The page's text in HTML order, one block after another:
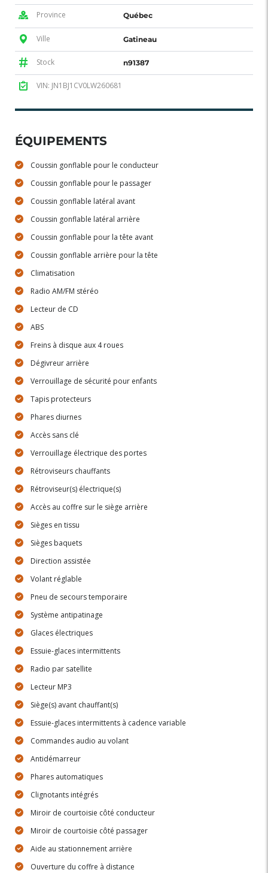
Province Québec
Ville Gatineau
Stock n91387
VIN: JN1BJ1CV0LW260681
ÉQUIPEMENTS
Coussin gonflable pour le conducteur
Coussin gonflable pour le passager
Coussin gonflable latéral avant
Coussin gonflable latéral arrière
Coussin gonflable pour la tête avant
Coussin gonflable arrière pour la tête
Climatisation
Radio AM/FM stéréo
Lecteur de CD
ABS
Freins à disque aux 4 roues
Dégivreur arrière
Verrouillage de sécurité pour enfants
Tapis protecteurs
Phares diurnes
Accès sans clé
Verrouillage électrique des portes
Rétroviseurs chauffants
Rétroviseur(s) électrique(s)
Accès au coffre sur le siège arrière
Sièges en tissu
Sièges baquets
Direction assistée
Volant réglable
Pneu de secours temporaire
Système antipatinage
Glaces électriques
Essuie-glaces intermittents
Radio par satellite
Lecteur MP3
Siège(s) avant chauffant(s)
Essuie-glaces intermittents à cadence variable
Commandes audio au volant
Antidémarreur
Phares automatiques
Clignotants intégrés
Miroir de courtoisie côté conducteur
Miroir de courtoisie côté passager
Aide au stationnement arrière
Ouverture du coffre à distance